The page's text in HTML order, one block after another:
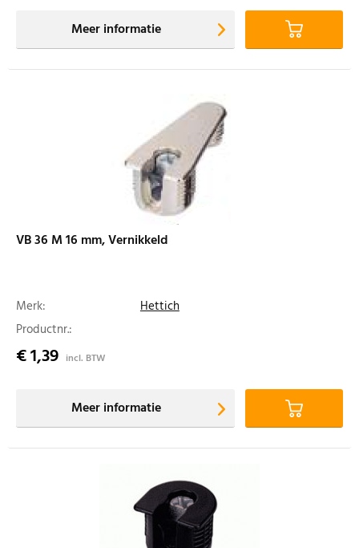
Meer informatie
VB 36 M 16 mm, Vernikkeld
Merk:
Hettich
Productnr.:
€ 1,39 incl. BTW
Meer informatie